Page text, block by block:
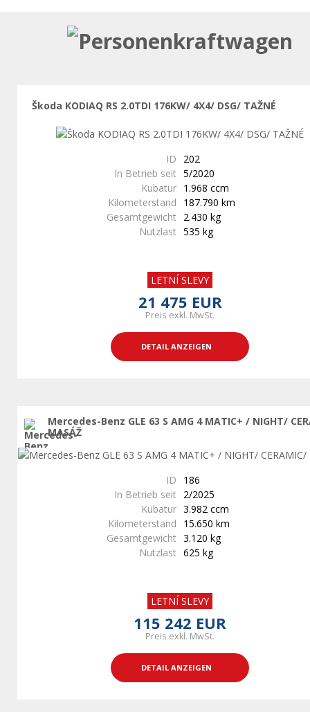
Personenkraftwagen
Škoda KODIAQ RS 2.0TDI 176KW/ 4X4/ DSG/ TAŽNÉ
ID
202
In Betrieb seit 5/2020
Kubatur 1.968 ccm
Kilometerstand
187.790 km
Gesamtgewicht
2.430 kg
Nutzlast 535 kg
LETNÍ SLEVY
21 475 EUR
Preis exkl. MwSt.
DETAIL ANZEIGEN
Mercedes-Benz GLE 63 S AMG 4 MATIC+ / NIGHT/
MASÁŽ
ID
186
In Betrieb seit
2/2025
Kubatur 3.982 ccm
Kilometerstand
15.650 km
Gesamtgewicht 3.120 kg
Nutzlast 625 kg
LETNÍ SLEVY
115 242 EUR
Preis exkl. MwSt.
DETAIL ANZEIGEN